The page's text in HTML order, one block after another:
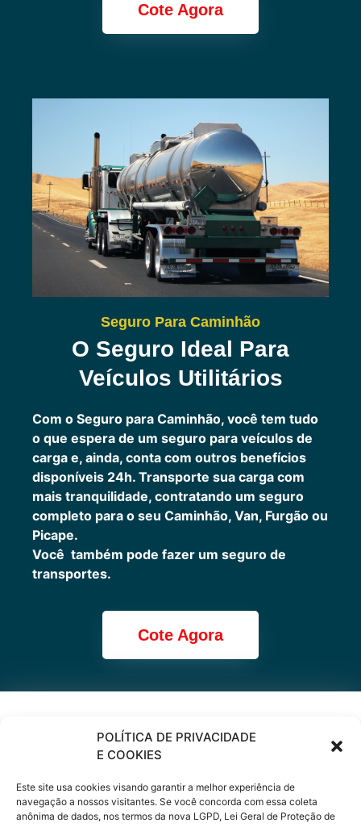
POLÍTICA DE PRIVACIDADE
E COOKIES
Este site usa cookies visando garantir a melhor experiência de
navegação a nossos visitantes. Se você concorda com essa coleta
anônima de dados, nos termos da nova LGPD, Lei Geral de Proteção de
Cote Agora
Seguro Para Caminhão
O Seguro Ideal Para
Veículos Utilitários
Com o Seguro para Caminhão, você tem tudo
o que espera de um seguro para veículos de
carga e, ainda, conta com outros benefícios
disponíveis 24h. Transporte sua carga com
mais tranquilidade, contratando um seguro
completo para o seu Caminhão, Van, Furgão ou
Picape.
Você também pode fazer um seguro de
transportes.
Cote Agora
Cote online ou
peça via
WhatsApp